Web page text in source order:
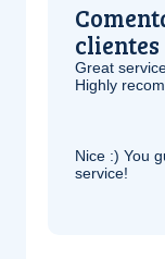
clientes
Great
Highly
Nice :) You
service!